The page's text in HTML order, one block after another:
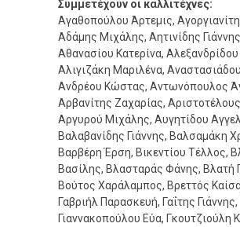
Συμμετέχουν οι καλλιτέχνες:
Αγαθοπούλου Άρτεμις,
Αδάμης Μιχάλης, Αητινίδης
Αθανασίου Κατερίνα,
Αλιγιζάκη Μαριλένα,
Ανδρέου Κώστας, Αντωνόπουλος
Αρβανίτης Zαχαρίας,
Αργυρού Μιχάλης, Αυγητίδου
Βαλαβανίδης Γιάννης, Βαλσαμάκη
Βαρβέρη Έρση, Βικεντίου Τέλλος,
Βασίλης, Βλασταράς Φάνης, Βλατή
Βούτος Χαράλαμπος, Βρεττός
Γαβριήλ Παρασκευή, Γαΐτης Γιάννης,
Γιαννακοπούλου Εύα, Γκουτζιούλη